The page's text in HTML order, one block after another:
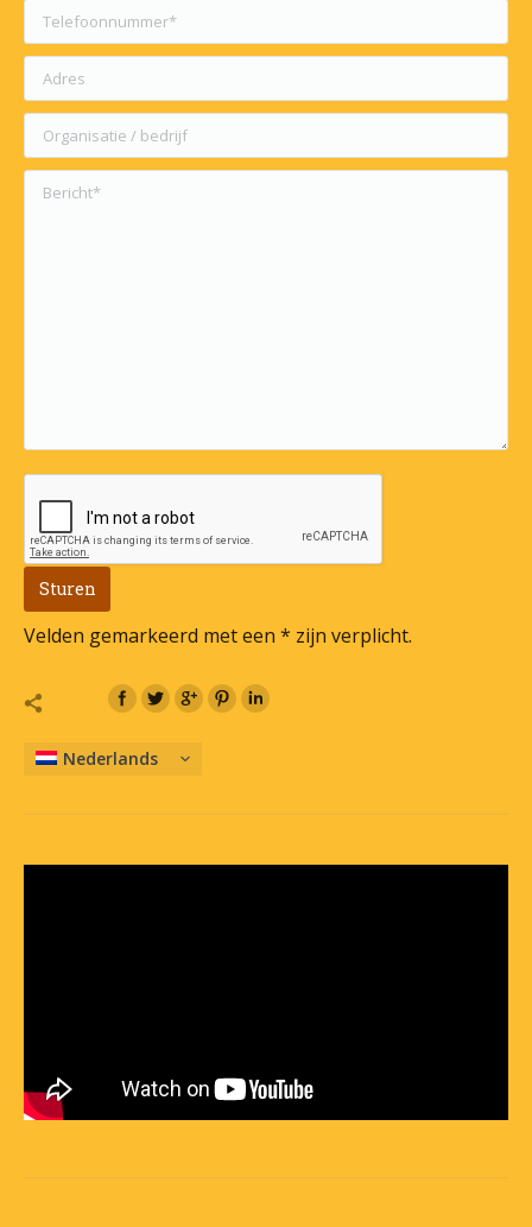
Velden gemarkeerd met een * zijn verplicht.
Nederlands